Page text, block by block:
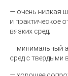
— очень низкая
и практическое
вязких сред;
— минимальный
сред с твердыми